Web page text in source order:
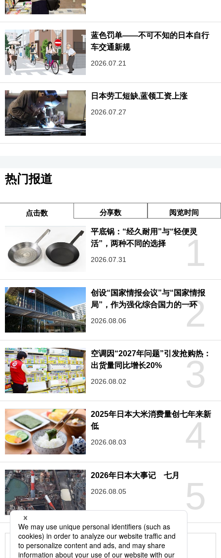
蓝色罚单——不可不知的日本自行
车交通新规
2026.07.21
日本劳工短缺,蓝领工资上涨
2026.07.27
热门报道
点击数 分享数 阅览时间
1
平底锅：“经久耐用”与“轻便灵
活”，两种不同的选择
2026.07.31
2
创设“国家情报会议”与“国家情报
局”，作为强化综合国力的一环
2026.08.06
3
空调因“2027年问题”引发抢购热：
出货量同比增长20%
2026.08.02
4
2025年日本大米消费量创七年来新
低
2026.08.03
5
2026年日本大事记 七月
2026.08.05
更多